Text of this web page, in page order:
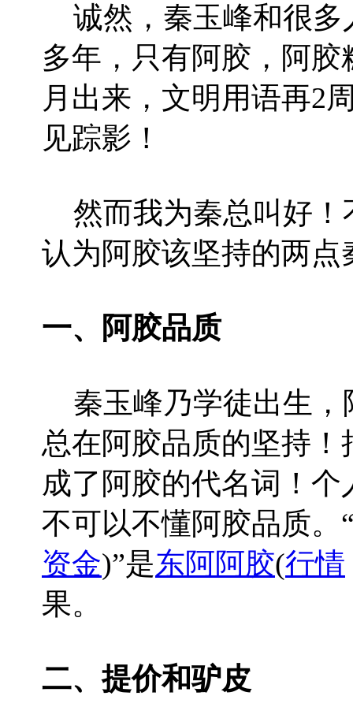
诚然，秦玉峰和很多
多年，只有阿胶，阿
月出来，文明用语再2
见踪影！
然而我为秦总叫好！
认为阿胶该坚持的两点
一、阿胶品质
秦玉峰乃学徒出生，
总在阿胶品质的坚持！
成了阿胶的代名词！
不可以不懂阿胶品质。
资金)”是东阿阿胶(行情
果。
二、提价和驴皮